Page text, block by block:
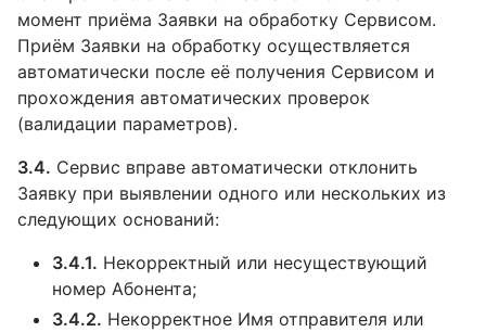
момент приёма Заявки на обработку Сервисом.
Приём Заявки на обработку осуществляется
автоматически после её получения Сервисом и
прохождения автоматических проверок
(валидации параметров).
3.4. Сервис вправе автоматически отклонить
Заявку при выявлении одного или нескольких из
следующих оснований:
3.4.1. Некорректный или несуществующий
номер Абонента;
3.4.2. Некорректное Имя отправителя или